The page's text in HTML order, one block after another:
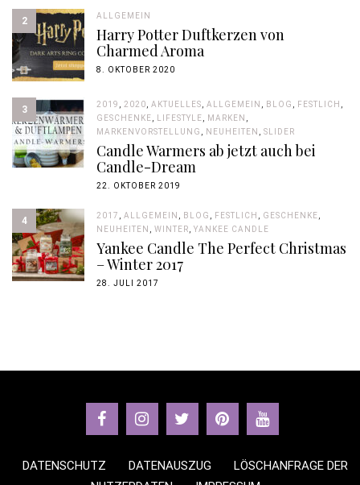
2 ALLGEMEIN
Harry Potter Duftkerzen von
Charmed Aroma
8. OKTOBER 2020
3 2019 2020 AKTUELLES ALLGEMEIN BLOG FESTLICH
GESCHENKE
LIFESTYLE MARKEN
MARKENVORSTELLUNG
NEUHEITEN SLIDER
Candle Warmers ab jetzt auch bei
Candle-Dream
22. OKTOBER 2019
4 2017 ALLGEMEIN BLOG FESTLICH GESCHENKE
NEUHEITEN
WINTER YANKEE CANDLE
Yankee Candle The Perfect Christmas
– Winter 2017
28. JULI 2017
DATENSCHUTZ DATENAUSZUG
LÖSCHANFRAGE DER